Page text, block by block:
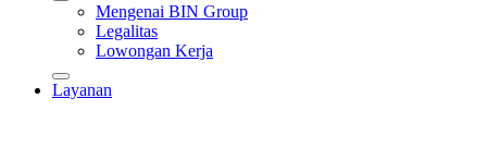
Mengenai BIN Group
Legalitas
Lowongan Kerja
Layanan